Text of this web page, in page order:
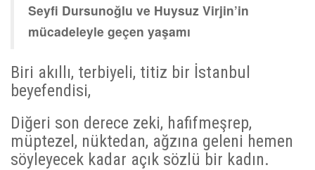
Seyfi Dursunoğlu ve Huysuz Virjin’in
mücadeleyle geçen yaşamı
Biri akıllı, terbiyeli, titiz bir İstanbul
beyefendisi,
Diğeri son derece zeki, hafifmeşrep,
müptezel, nüktedan, ağzına geleni hemen
söyleyecek kadar açık sözlü bir kadın.